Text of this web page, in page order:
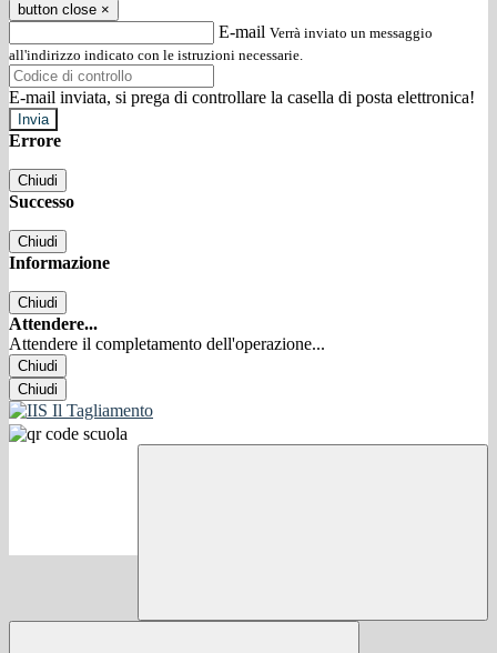
button close ×
E-mail Verrà inviato un messaggio
all'indirizzo indicato con le istruzioni necessarie.
E-mail inviata, si prega di controllare la casella di posta elettronica!
Errore
Chiudi
Successo
Chiudi
Informazione
Chiudi
Attendere...
Attendere il completamento dell'operazione...
Chiudi
Chiudi